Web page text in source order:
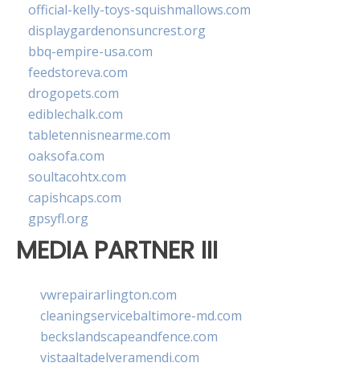
official-kelly-toys-squishmallows.com
displaygardenonsuncrest.org
bbq-empire-usa.com
feedstoreva.com
drogopets.com
ediblechalk.com
tabletennisnearme.com
oaksofa.com
soultacohtx.com
capishcaps.com
gpsyfl.org
MEDIA PARTNER III
vwrepairarlington.com
cleaningservicebaltimore-md.com
beckslandscapeandfence.com
vistaaltadelveramendi.com